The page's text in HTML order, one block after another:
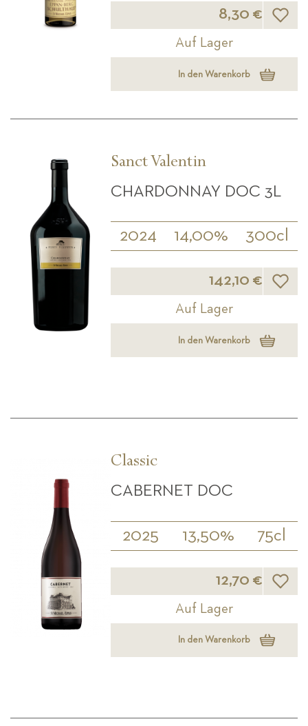
8,30 €
Auf Lager
In den Warenkorb
Sanct Valentin
CHARDONNAY DOC 3L
2024 14,00% 300cl
142,10 €
Auf Lager
In den Warenkorb
Classic
CABERNET DOC
2025 13,50% 75cl
12,70 €
Auf Lager
In den Warenkorb